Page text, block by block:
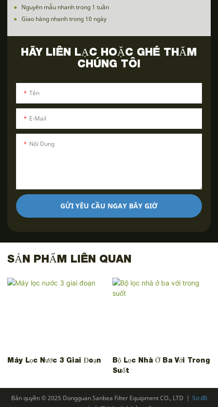
● Nguyên mẫu nhanh trong 1 tuần
● Giao hàng nhanh trong 10 ngày
HÃY LIÊN LẠC HOẶC GHÉ THĂM
CHÚNG TÔI
Tên
E-Mail
Nội Dung
GỬI YÊU CẦU NGAY BÂY GIỜ
SẢN PHẨM LIÊN QUAN
Máy Lọc Nước 3 Giai Đoạn
Bộ Lọc Nhà Ở Ba Với Trong
Suốt
Bản quyền © 2025 Dongguan Sanbea Filter Equipment CO., LTD | Sơ đồ